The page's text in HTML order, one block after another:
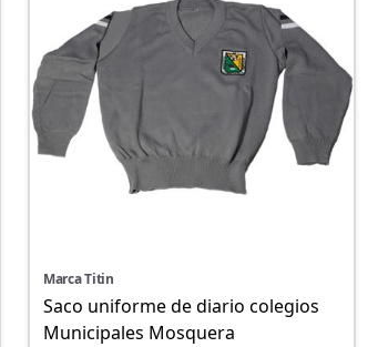
Marca Titin
Saco uniforme de diario colegios
Municipales Mosquera